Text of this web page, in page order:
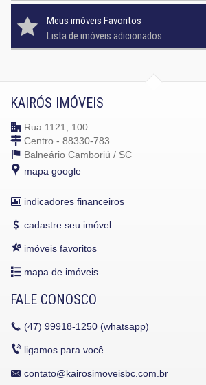
Meus imóveis Favoritos
Lista de imóveis adicionados
KAIRÓS IMÓVEIS
Rua 1121, 100
Centro - 88330-783
Balneário Camboriú / SC
mapa google
indicadores financeiros
cadastre seu imóvel
imóveis favoritos
mapa de imóveis
FALE CONOSCO
(47) 99918-1250 (whatsapp)
ligamos para você
contato@kairosimoveisbc.com.br